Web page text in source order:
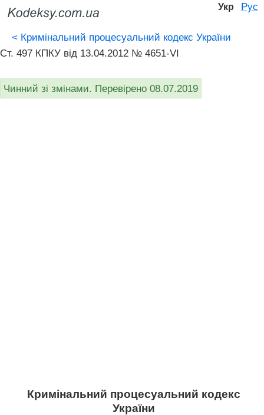
Укр Рус
< Кримінальний процесуальний кодекс України
Ст. 497 КПКУ від 13.04.2012 № 4651-VI
Чинний зі змінами. Перевірено 08.07.2019
Кримінальний процесуальний кодекс
України